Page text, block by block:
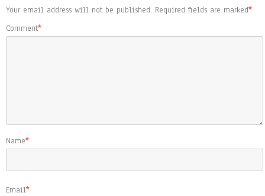
Your email address will not be published. Required fields are marked*
Comment*
Name*
Email*